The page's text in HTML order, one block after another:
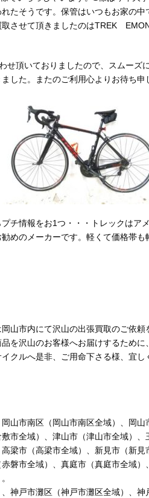
たそうです。保管はいつもお家の
取させて頂きましたのはTREK
せ頂いておりましたので、スムーズ
した。またのご利用心よりお待ち申
チ情報をお1つ・・・トレックはア
めのメーカーです。軽くて価格帯
山市内にて沢山の出張買取のご依頼
を沢山のお客様へお届けするため
クルへ是非、ご用命下さる様、宜し
山市南区（岡山市南区全域）、岡山
市全域）、津山市（津山市全域）
梁市（高梁市全域）、新見市（新
磐市全域）、真庭市（真庭市全域
神戸市灘区（神戸市灘区全域）、